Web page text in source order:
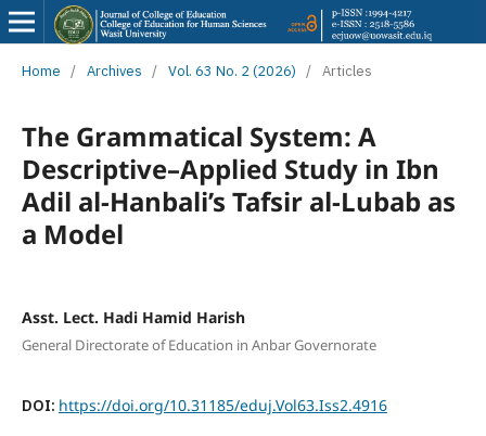
Home / Archives / Vol. 63 No. 2 (2026) / Articles
The Grammatical System: A
Descriptive–Applied Study in Ibn
Adil al-Hanbali’s Tafsir al-Lubab as
a Model
Asst. Lect. Hadi Hamid Harish
General Directorate of Education in Anbar Governorate
DOI: https://doi.org/10.31185/eduj.Vol63.Iss2.4916